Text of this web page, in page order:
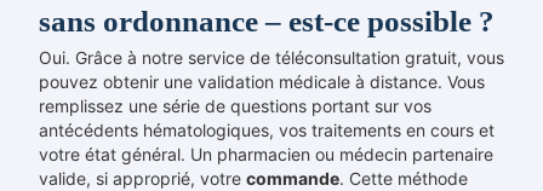
sans ordonnance – est-ce possible ?
Oui. Grâce à notre service de téléconsultation gratuit, vous
pouvez obtenir une validation médicale à distance. Vous
remplissez une série de questions portant sur vos
antécédents hématologiques, vos traitements en cours et
votre état général. Un pharmacien ou médecin partenaire
valide, si approprié, votre commande. Cette méthode